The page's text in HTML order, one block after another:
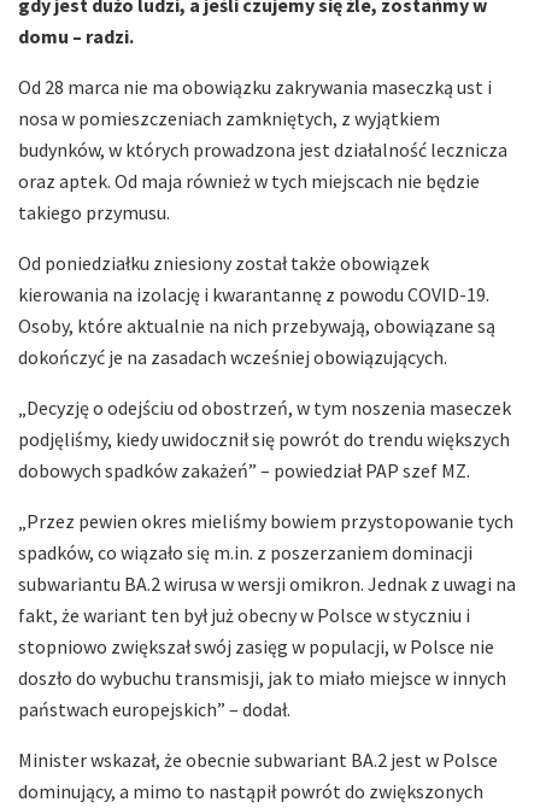
domu – radzi.
Od 28 marca nie ma obowiązku zakrywania maseczką ust i
nosa w pomieszczeniach zamkniętych, z wyjątkiem
budynków, w których prowadzona jest działalność lecznicza
oraz aptek. Od maja również w tych miejscach nie będzie
takiego przymusu.
Od poniedziałku zniesiony został także obowiązek
kierowania na izolację i kwarantannę z powodu COVID-19.
Osoby, które aktualnie na nich przebywają, obowiązane są
dokończyć je na zasadach wcześniej obowiązujących.
„Decyzję o odejściu od obostrzeń, w tym noszenia maseczek
podjęliśmy, kiedy uwidocznił się powrót do trendu większych
dobowych spadków zakażeń” – powiedział PAP szef MZ.
„Przez pewien okres mieliśmy bowiem przystopowanie tych
spadków, co wiązało się m.in. z poszerzaniem dominacji
subwariantu BA.2 wirusa w wersji omikron. Jednak z uwagi na
fakt, że wariant ten był już obecny w Polsce w styczniu i
stopniowo zwiększał swój zasięg w populacji, w Polsce nie
doszło do wybuchu transmisji, jak to miało miejsce w innych
państwach europejskich” – dodał.
Minister wskazał, że obecnie subwariant BA.2 jest w Polsce
dominujący, a mimo to nastąpił powrót do zwiększonych